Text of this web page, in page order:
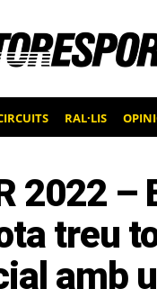
RAL·LIS
2022 –
treu
amb